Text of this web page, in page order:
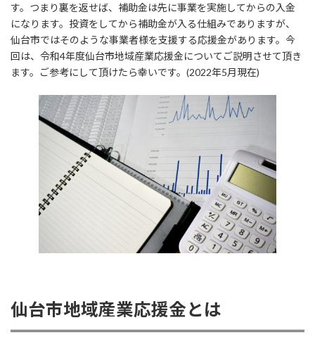
す。つまり裏を返せば、補助金は先に事業を実施してからの入金
になります。投資をしてから補助金が入る仕組みでありますが、
仙台市ではそのような事業者様を支援する応援金があります。今
回は、令和4年度仙台市地域産業応援金についてご説明させて頂き
ます。ご参考にして頂けたら幸いです。(2022年5月現在)
仙台市地域産業応援金とは